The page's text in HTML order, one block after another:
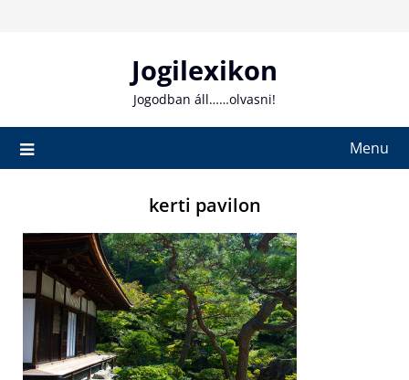
Jogilexikon
Jogodban áll……olvasni!
Menu
kerti pavilon